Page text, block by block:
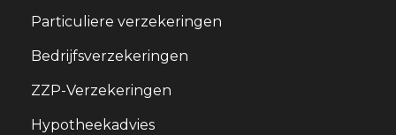
Particuliere verzekeringen
Bedrijfsverzekeringen
ZZP-Verzekeringen
Hypotheekadvies